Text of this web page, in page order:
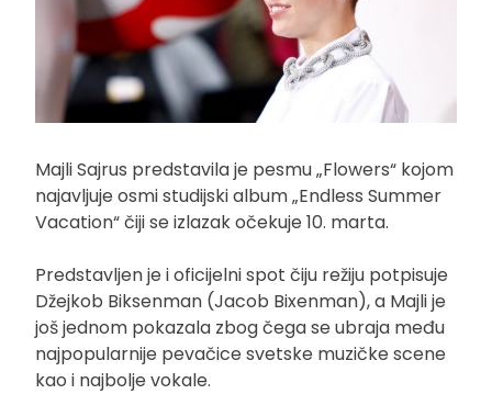
Majli Sajrus predstavila je pesmu „Flowers“ kojom
najavljuje osmi studijski album „Endless Summer
Vacation“ čiji se izlazak očekuje 10. marta.
Predstavljen je i oficijelni spot čiju režiju potpisuje
Džejkob Biksenman (Jacob Bixenman), a Majli je
još jednom pokazala zbog čega se ubraja među
najpopularnije pevačice svetske muzičke scene
kao i najbolje vokale.